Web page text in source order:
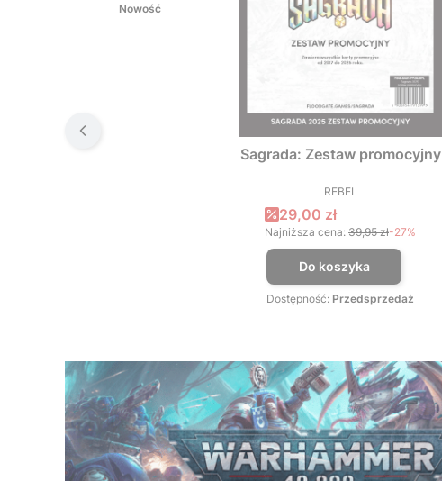
Nowość
Sagrada: Zestaw promocyjny
PRODUCENT
REBEL
Cena promocyjna
29,00 zł
Najniższa cena: 39,95 zł-27%
Do koszyka
Dostępność: Przedsprzedaż